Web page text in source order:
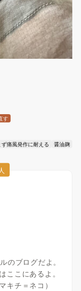
す
痛風発作に耐える 醤油麹
のブログだよ。
ここにあるよ。
キチ＝ネコ）